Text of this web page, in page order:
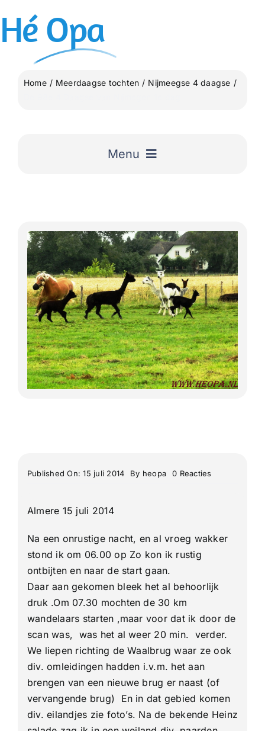
inhoud
Hé Opa
Home Meerdaagse tochten
Nijmeegse 4 daagse
Menu
Uitgelicht
Lange Afstand Wandeltochten
Meerdaagse tochten
Buitenlandse Wandelingen
Recente Wandelingen
Published On: 15 juli 2014 By heopa 0 Reactieson
1e
Almere 15 juli 2014
Na een onrustige nacht, en al vroeg wakker
stond ik om 06.00 op Zo kon ik rustig
ontbijten en naar de start gaan.
Daar aan gekomen bleek het al behoorlijk
druk .Om 07.30 mochten de 30 km
wandelaars starten ,maar voor dat ik door de
scan was, was het al weer 20 min. verder.
We liepen richting de Waalbrug waar ze ook
div. omleidingen hadden i.v.m. het aan
brengen van een nieuwe brug er naast (of
vervangende brug) En in dat gebied komen
div. eilandjes zie foto’s. Na de bekende Heinz